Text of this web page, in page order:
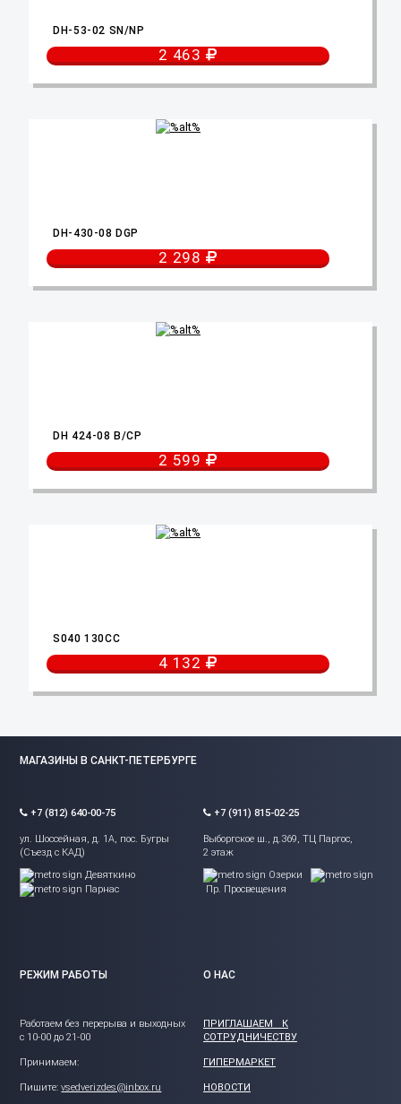
DH-53-02 SN/NP
2 463
DH-430-08 DGP
2 298
DH 424-08 B/CP
2 599
S040 130CC
4 132
МАГАЗИНЫ В САНКТ-ПЕТЕРБУРГЕ
+7 (812) 640-00-75
ул. Шоссейная, д. 1А, пос. Бугры
(Съезд с КАД)
Девяткино
Парнас
+7 (911) 815-02-25
Выборгское ш., д.369, ТЦ Паргос,
2 этаж
Озерки
Пр. Просвещения
РЕЖИМ РАБОТЫ
Работаем без перерыва и выходных
с 10-00 до 21-00
Принимаем:
Пишите:vsedverizdes@inbox.ru
О НАС
ПРИГЛАШАЕМ К
СОТРУДНИЧЕСТВУ
ГИПЕРМАРКЕТ
НОВОСТИ